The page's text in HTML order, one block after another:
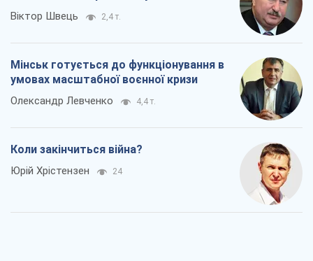
Віктор Швець 2,4 т.
Мінськ готується до функціонування в
умовах масштабної воєнної кризи
Олександр Левченко 4,4 т.
Коли закінчиться війна?
Юрій Хрістензен 24